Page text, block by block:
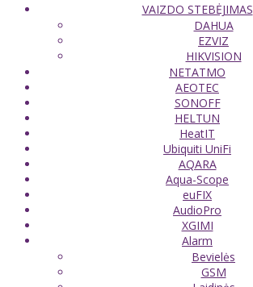
VAIZDO STEBĖJIMAS
DAHUA
EZVIZ
HIKVISION
NETATMO
AEOTEC
SONOFF
HELTUN
HeatIT
Ubiquiti UniFi
AQARA
Aqua-Scope
euFIX
AudioPro
XGIMI
Alarm
Bevielės
GSM